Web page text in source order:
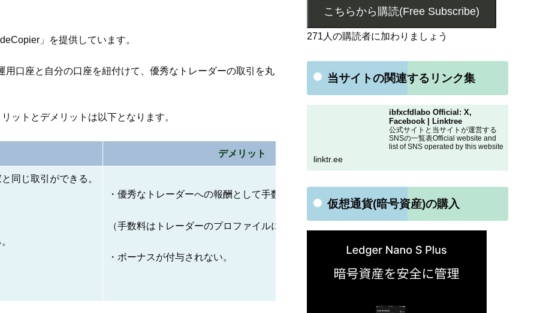
」を提供しています。
口座と自分の口座を紐付けて、優秀なトレーダーの取引を丸
ットとデメリットは以下となります。
デメリット
同じ取引ができる。
・優秀なトレーダーへの報酬として手数料が発生する。
（手数料はトレーダーのプロファイルに表示されています。）
・ボーナスが付与されない。
こちらから購読(Free Subscribe)
271人の購読者に加わりましょう
当サイトの関連するリンク集
ibfxcfdlabo Official: X,
Facebook | Linktree
公式サイトと当サイトが運営する
SNSの一覧表Official website and
list of SNS operated by this website
linktr.ee
仮想通貨(暗号資産)の購入